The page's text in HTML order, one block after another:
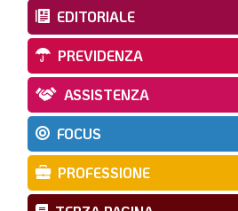
EDITORIALE
PREVIDENZA
ASSISTENZA
FOCUS
PROFESSIONE